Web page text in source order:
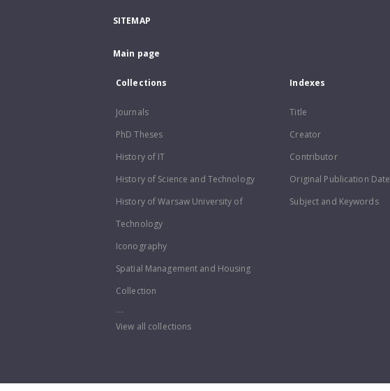
SITEMAP
Main page
Collections
Journals
PhD Theses
History of IT
History of Science and Technology
History of Warsaw University of
Technology
Iconography
Spatial Management and Housing
Collection
...
View all collections
Indexes
Title
Creator
Contributor
Original Publication Date
Subject and Keywords